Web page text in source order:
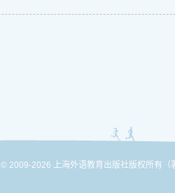
© 2009-2026 上海外语教育出版社版权所有